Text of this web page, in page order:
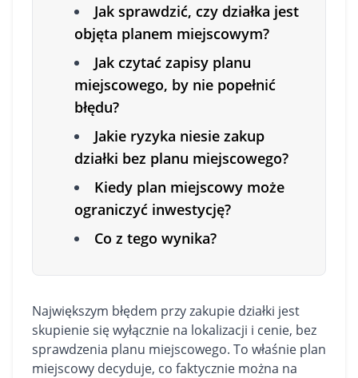
Jak sprawdzić, czy działka jest
objęta planem miejscowym?
Jak czytać zapisy planu
miejscowego, by nie popełnić
błędu?
Jakie ryzyka niesie zakup
działki bez planu miejscowego?
Kiedy plan miejscowy może
ograniczyć inwestycję?
Co z tego wynika?
Największym błędem przy zakupie działki jest
skupienie się wyłącznie na lokalizacji i cenie, bez
sprawdzenia planu miejscowego. To właśnie plan
miejscowy decyduje, co faktycznie można na